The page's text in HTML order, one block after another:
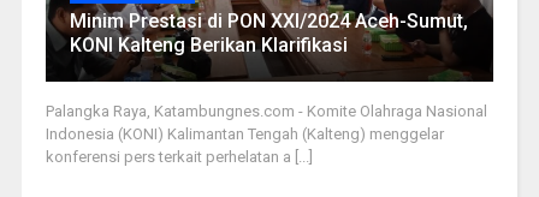
Minim Prestasi di PON XXI/2024 Aceh-Sumut,
KONI Kalteng Berikan Klarifikasi
Palangka Raya, Katambungnes.com - Komite Olahraga Nasional
Indonesia (KONI) Kalimantan Tengah (Kalteng) menggelar
konferensi pers terkait perhelatan a [...]